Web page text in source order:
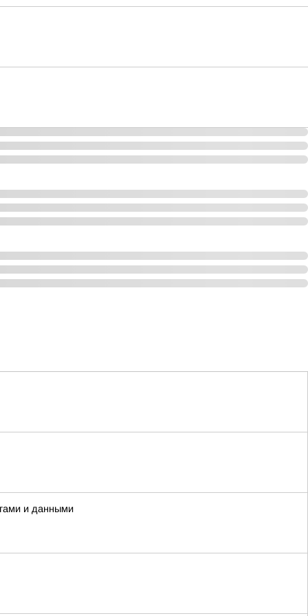
и данными